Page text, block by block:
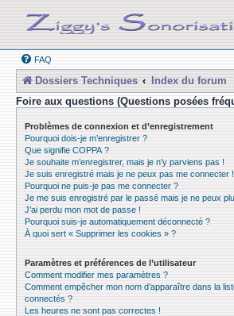
FAQ
Dossiers Techniques
Index du forum
Foire aux questions (Questions posées
Problèmes de connexion et d’enregistrement
Pourquoi dois-je m’enregistrer ?
Que signifie COPPA ?
Je souhaite m’enregistrer, mais je n’y parviens pas !
Je suis enregistré mais je ne peux pas me connecter !
Pourquoi ne puis-je pas me connecter ?
Je me suis enregistré par le passé mais je ne peux
J’ai perdu mon mot de passe !
Pourquoi suis-je automatiquement déconnecté ?
À quoi sert « Supprimer les cookies » ?
Paramètres et préférences de l’utilisateur
Comment modifier mes paramètres ?
Comment empêcher mon nom d’apparaître dans la
connectés ?
Les heures ne sont pas correctes !